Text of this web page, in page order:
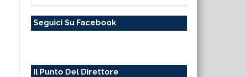
sito
Seguici Su Facebook
Il Punto Del Direttore